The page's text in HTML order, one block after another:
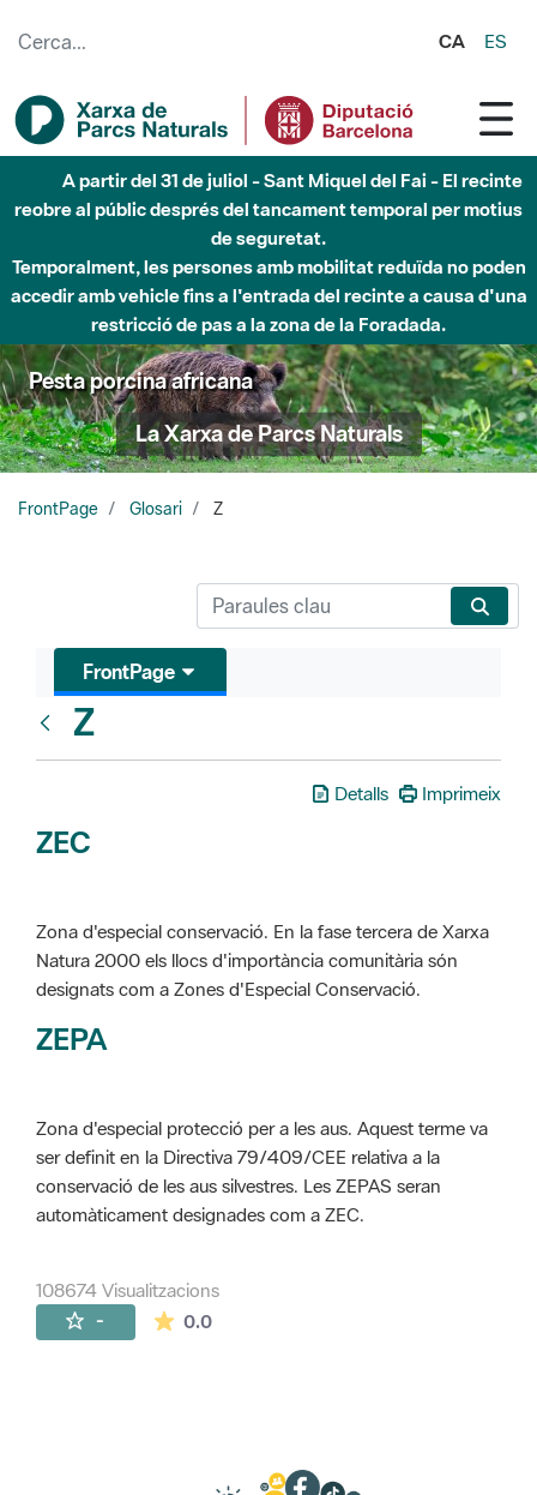
CA ES
A partir del 31 de juliol - Sant Miquel del Fai - El recinte
reobre al públic després del tancament temporal per motius
de seguretat.
Temporalment, les persones amb mobilitat reduïda no poden
accedir amb vehicle fins a l'entrada del recinte a causa d'una
restricció de pas a la zona de la Foradada.
Pesta porcina africana
La Xarxa de Parcs Naturals
FrontPage Glosari Z
FrontPage
Z
Detalls Imprimeix
ZEC
Zona d'especial conservació. En la fase tercera de Xarxa
Natura 2000 els llocs d'importància comunitària són
designats com a Zones d'Especial Conservació.
ZEPA
Zona d'especial protecció per a les aus. Aquest terme va
ser definit en la Directiva 79/409/CEE relativa a la
conservació de les aus silvestres. Les ZEPAS seran
automàticament designades com a ZEC.
108674 Visualitzacions
- 0.0La mitjana de les valoracions és de 0